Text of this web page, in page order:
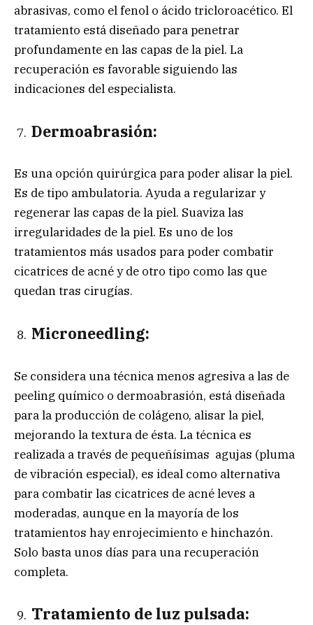
abrasivas, como el fenol o ácido tricloroacético. El
tratamiento está diseñado para penetrar
profundamente en las capas de la piel. La
recuperación es favorable siguiendo las
indicaciones del especialista.
Dermoabrasión:
Es una opción quirúrgica para poder alisar la piel.
Es de tipo ambulatoria. Ayuda a regularizar y
regenerar las capas de la piel. Suaviza las
irregularidades de la piel. Es uno de los
tratamientos más usados para poder combatir
cicatrices de acné y de otro tipo como las que
quedan tras cirugías.
Microneedling:
Se considera una técnica menos agresiva a las de
peeling químico o dermoabrasión, está diseñada
para la producción de colágeno, alisar la piel,
mejorando la textura de ésta. La técnica es
realizada a través de pequeñísimas agujas (pluma
de vibración especial), es ideal como alternativa
para combatir las cicatrices de acné leves a
moderadas, aunque en la mayoría de los
tratamientos hay enrojecimiento e hinchazón.
Solo basta unos días para una recuperación
completa.
Tratamiento de luz pulsada: